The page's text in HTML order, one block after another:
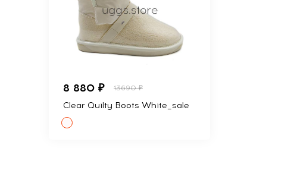
8 880 ₽ 13690 ₽
Clear Quilty Boots White_sale